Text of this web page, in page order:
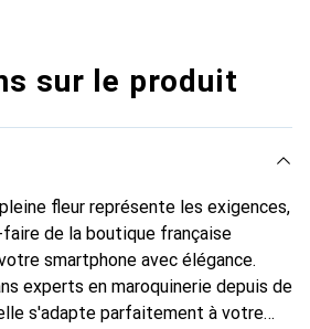
sur le produit
fleur représente les exigences,
de la boutique française
smartphone avec élégance.
experts en maroquinerie depuis de
s'adapte parfaitement à votre